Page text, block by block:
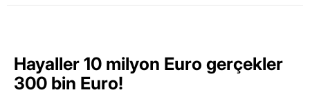
Hayaller 10 milyon Euro gerçekler
300 bin Euro!